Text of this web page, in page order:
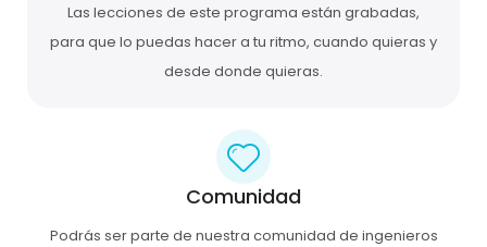
Las lecciones de este programa están grabadas,
para que lo puedas hacer a tu ritmo, cuando quieras y
desde donde quieras.
Comunidad
Podrás ser parte de nuestra comunidad de ingenieros